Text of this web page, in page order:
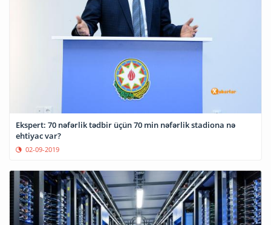
Ekspert: 70 nəfərlik tədbir üçün 70 min nəfərlik stadiona nə
ehtiyac var?
02-09-2019